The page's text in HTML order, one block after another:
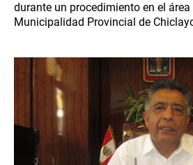
durante un procedimiento en el
Municipalidad Provincial de